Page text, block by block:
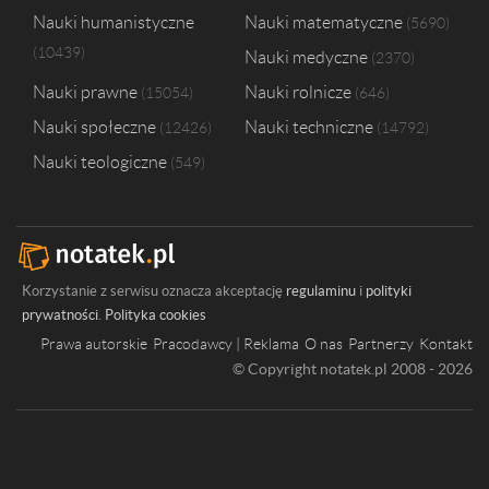
Małopolska Wyższa Szkoła Ekonomiczna w Tarnowie 1
Olsztyńska Szkoła Wyższa im. Józefa Rusieckiego 1
Nauki humanistyczne
10439
Nauki matematyczne 5690
Nauki medyczne 2370
Nauki prawne 15054 Nauki rolnicze 646
Nauki społeczne 12426 Nauki techniczne 14792
Nauki teologiczne 549
Korzystanie z serwisu oznacza akceptację regulaminu i polityki
prywatności. Polityka cookies
Prawa autorskie Pracodawcy | Reklama O nas Partnerzy Kontakt
© Copyright notatek.pl 2008 - 2026